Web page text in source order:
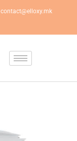
contact@elloxy.mk